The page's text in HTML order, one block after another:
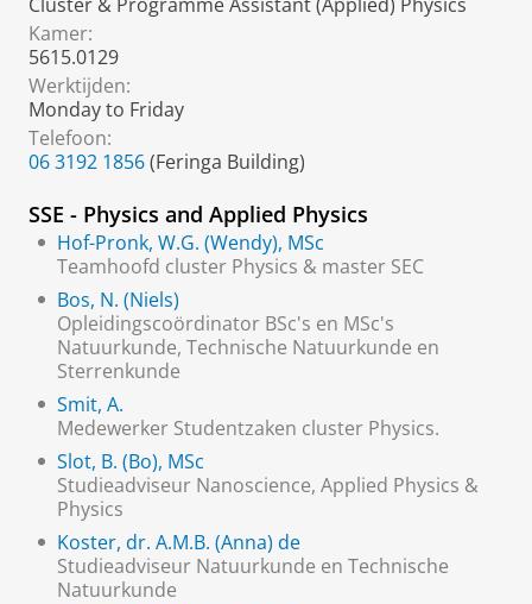
Kamer:
5615.0129
Werktijden:
Monday to Friday
Telefoon:
06 3192 1856(Feringa Building)
SSE - Physics and Applied Physics
Hof-Pronk, W.G. (Wendy), MSc
Teamhoofd cluster Physics & master SEC
Bos, N. (Niels)
Opleidingscoördinator BSc's en MSc's
Natuurkunde, Technische Natuurkunde en
Sterrenkunde
Smit, A.
Medewerker Studentzaken cluster Physics.
Slot, B. (Bo), MSc
Studieadviseur Nanoscience, Applied Physics &
Physics
Koster, dr. A.M.B. (Anna) de
Studieadviseur Natuurkunde en Technische
Natuurkunde